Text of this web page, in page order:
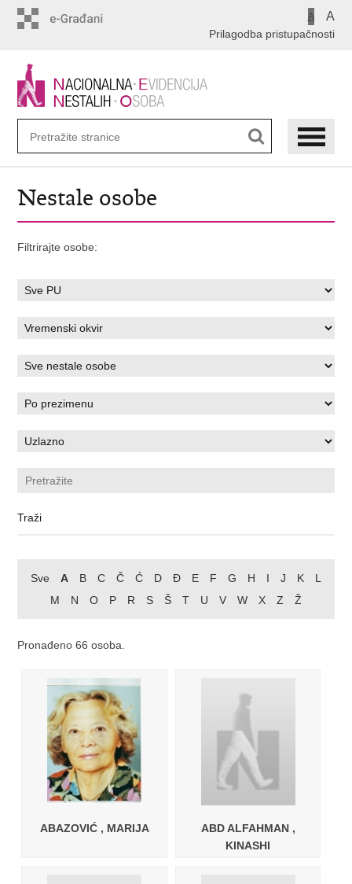
A A
Prilagodba pristupačnosti
Nestale osobe
Filtrirajte osobe:
Sve A B C Č Ć D Đ E F G H I J K
L
M
N O P R S Š T U V W X Z Ž
Pronađeno 66 osoba.
ABAZOVIĆ , MARIJA
ABD ALFAHMAN ,
KINASHI